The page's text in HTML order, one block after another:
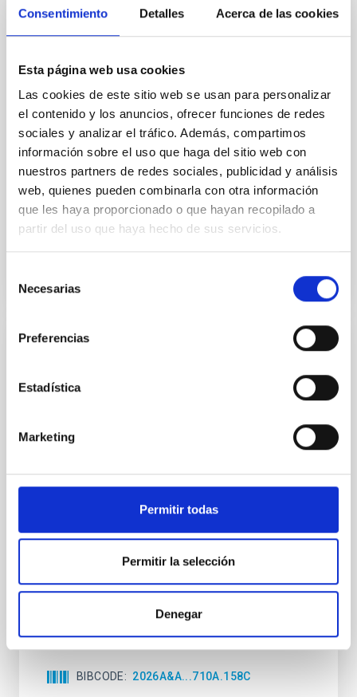
Consentimiento Detalles Acerca de las cookies
Esta página web usa cookies
Las cookies de este sitio web se usan para personalizar
el contenido y los anuncios, ofrecer funciones de redes
sociales y analizar el tráfico. Además, compartimos
información sobre el uso que haga del sitio web con
nuestros partners de redes sociales, publicidad y análisis
web, quienes pueden combinarla con otra información
que les haya proporcionado o que hayan recopilado a
partir del uso que haya hecho de sus servicios.
Necesarias
Preferencias
Estadística
Marketing
Permitir todas
Permitir la selección
Denegar
Core Scales
In a magnetically dominated model of star formation,
field orientation of star-forming dense cores and the
cloud-scale magnetic field. A. Pandhi et al. showed
instead, however, that the orientation of cores and
their angular momentum vectors appear random
with respect to the larger-scale magnetic
Yin, Sean et al.
Fecha de publicación: 5 2026
NÚMERO DE CITAS
Clues to inside-out quenching in quiescent
SUSPENSE
quiescent galaxies at cosmic noon provide powerful
insights into star-formation quenching and stellar
studies have revealed that the cores of these
spectroscopy is needed to break the age-metallicity
BIBCODE 2026A&A...710A.158C